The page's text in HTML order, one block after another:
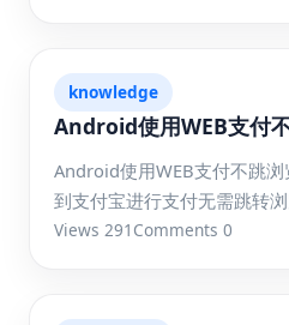
knowledge
Android使用WEB支付
Android使用WEB支付不跳
到支付宝进行支付无需跳转
Views 291 Comments 0